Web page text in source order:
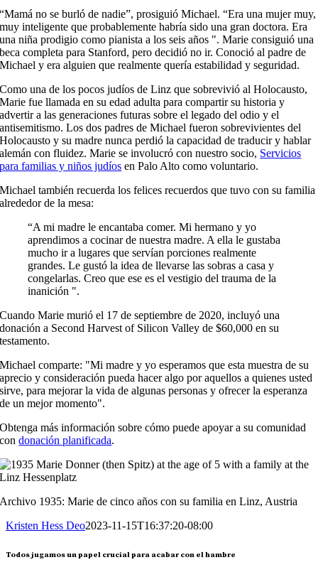
“Mamá no se burló de nadie”, prosiguió Michael. “Era una mujer muy,
muy inteligente que probablemente habría sido una gran doctora. Era
una niña prodigio como pianista a los seis años ". Marie consiguió una
beca completa para Stanford, pero decidió no ir. Conoció al padre de
Michael y era alguien que realmente quería estabilidad y seguridad.
Como una de los pocos judíos de Linz que sobrevivió al Holocausto,
Marie fue llamada en su edad adulta para compartir su historia y
advertir a las generaciones futuras sobre el legado del odio y el
antisemitismo. Los dos padres de Michael fueron sobrevivientes del
Holocausto y su madre nunca perdió la capacidad de traducir y hablar
alemán con fluidez. Marie se involucró con nuestro socio, Servicios
para familias y niños judíos en Palo Alto como voluntario.
Michael también recuerda los felices recuerdos que tuvo con su familia
alrededor de la mesa:
“A mi madre le encantaba comer. Mi hermano y yo
aprendimos a cocinar de nuestra madre. A ella le gustaba
mucho ir a lugares que servían porciones realmente
grandes. Le gustó la idea de llevarse las sobras a casa y
congelarlas. Creo que ese es el vestigio del trauma de la
inanición ".
Cuando Marie murió el 17 de septiembre de 2020, incluyó una
donación a Second Harvest of Silicon Valley de $60,000 en su
testamento.
Michael comparte: "Mi madre y yo esperamos que esta muestra de su
aprecio y consideración pueda hacer algo por aquellos a quienes usted
sirve, para mejorar la vida de algunas personas y ofrecer la esperanza
de un mejor momento".
Obtenga más información sobre cómo puede apoyar a su comunidad
condonación planificada.
Archivo 1935: Marie de cinco años con su familia en Linz, Austria
Kristen Hess Deo2023-11-15T16:37:20-08:00
Todos jugamos un papel crucial para acabar con el hambre